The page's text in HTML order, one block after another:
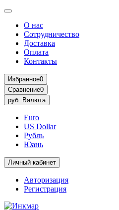
О нас
Сотрудничество
Доставка
Оплата
Контакты
Избранное0
Сравнение0
руб. Валюта
Euro
US Dollar
Рубль
Юань
Личный кабинет
Авторизация
Регистрация